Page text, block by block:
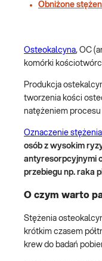
Obniżone
Osteokalcyna, OC
komórki
Produkcja
tworzenia kości
natężeniem
Oznaczenie
osób z wysokim
antyresorpcyjnymi
przebiegu np. raka
O czym warto
Stężenia
krótkim czasem
krew do badań